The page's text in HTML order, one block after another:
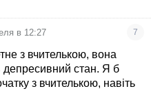
в 12:27 7
з вчителькою, вона
депресивний стан. Я б
з вчителькою, навіть